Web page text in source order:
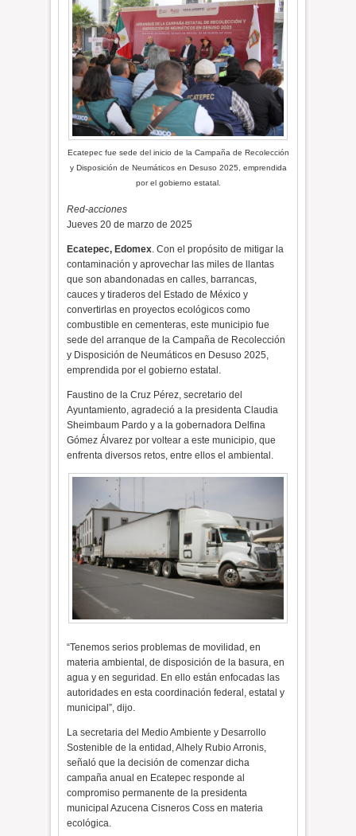
Ecatepec fue sede del inicio de la Campaña de Recolección
y Disposición de Neumáticos en Desuso 2025, emprendida
por el gobierno estatal.
Red-acciones
Jueves 20 de marzo de 2025
Ecatepec, Edomex. Con el propósito de mitigar la
contaminación y aprovechar las miles de llantas
que son abandonadas en calles, barrancas,
cauces y tiraderos del Estado de México y
convertirlas en proyectos ecológicos como
combustible en cementeras, este municipio fue
sede del arranque de la Campaña de Recolección
y Disposición de Neumáticos en Desuso 2025,
emprendida por el gobierno estatal.
Faustino de la Cruz Pérez, secretario del
Ayuntamiento, agradeció a la presidenta Claudia
Sheimbaum Pardo y a la gobernadora Delfina
Gómez Álvarez por voltear a este municipio, que
enfrenta diversos retos, entre ellos el ambiental.
“Tenemos serios problemas de movilidad, en
materia ambiental, de disposición de la basura, en
agua y en seguridad. En ello están enfocadas las
autoridades en esta coordinación federal, estatal y
municipal”, dijo.
La secretaria del Medio Ambiente y Desarrollo
Sostenible de la entidad, Alhely Rubio Arronis,
señaló que la decisión de comenzar dicha
campaña anual en Ecatepec responde al
compromiso permanente de la presidenta
municipal Azucena Cisneros Coss en materia
ecológica.